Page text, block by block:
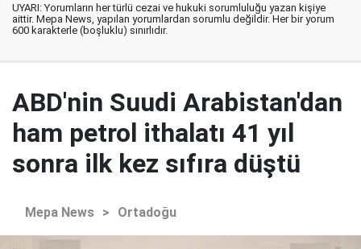
UYARI: Yorumların her türlü cezai ve hukuki sorumluluğu yazan kişiye
aittir. Mepa News, yapılan yorumlardan sorumlu değildir. Her bir yorum
600 karakterle (boşluklu) sınırlıdır.
ABD'nin Suudi Arabistan'dan
ham petrol ithalatı 41 yıl
sonra ilk kez sıfıra düştü
Mepa News > Ortadoğu